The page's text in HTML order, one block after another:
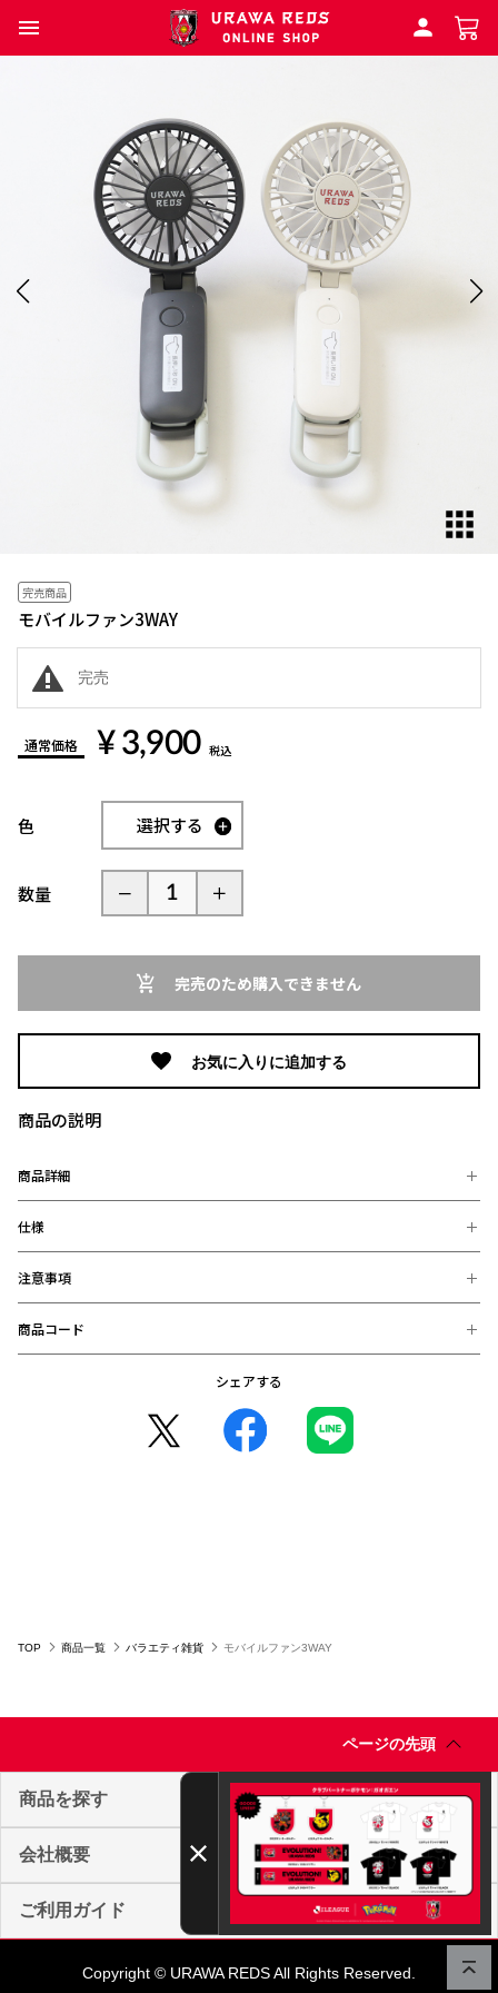
完売商品
モバイルファン3WAY
完売
通常価格 ¥ 3,900 税込
色 選択する
数量
完売のため購入できません
お気に入りに追加する
商品の説明
商品詳細
2重反転ファンでコンパクトなのに大風量。充電式で最大10時間運転。
カラビナ付きで持ち運びも自由なのに加え、付属のネックストラップを
＜機能まとめ＞1,3WAY使用！（ハンディ・ハンズフリー・デスク）
2,誤作動防止電源ボタン長押し1秒で電源ON、長押し1秒で電源OFF
3,風量切替：4段階（弱・中・強・ターボ）/充電池持続時間：弱～約
10h、中～約5h、強～約2h、ターボ～約0.5h（満充電の状態から）
質量：150g/付属品：ネックストラップ、USBケーブルType-C（約
仕様
【素材】
プラスチック枠
【サイズ】
注意事項
お客様都合による、返品・交換は、お受けしておりません。
返品・交換について
※お届け後の、お客様都合による、返品、交換は出来ません。ご注意く
※商品画像は、お使いのパソコンのモニター、及び、スマートフォンの
メーカー・機種・画面設定等により、実際の商品の色と異なって見える
商品コード
4903456217564：ホワイト (完売)
4903456217588：ダークグレー (完売)
シェアする
TOP 商品一覧 バラエティ雑貨 モバイルファン3WAY
ページの先頭
商品を探す
会社概要
ご利用ガイド
Copyright © URAWA REDS All Rights Reserved.